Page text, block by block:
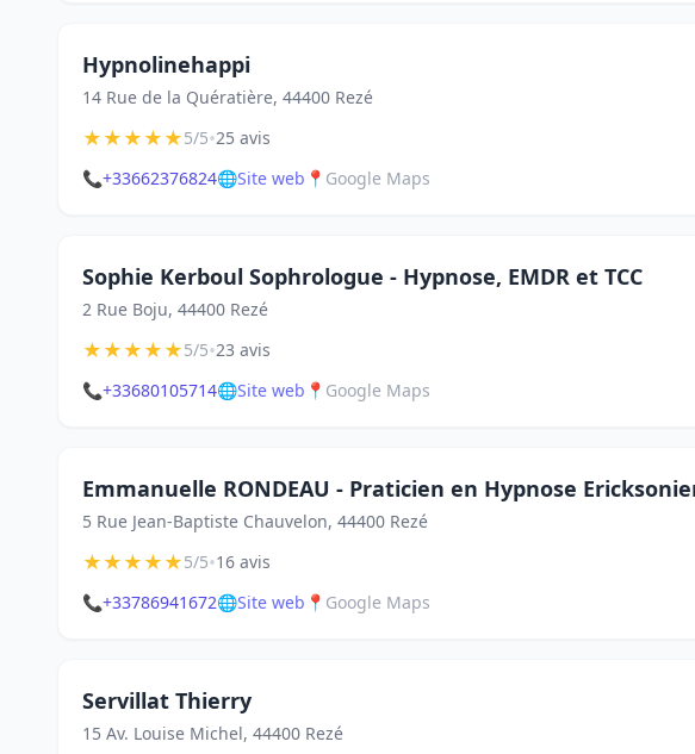
Hypnolinehappi
14 Rue de la Quératière, 44400 Rezé
★★★★★5/5•25 avis
📞+33662376824🌐Site web 📍 Google Maps
Sophie Kerboul Sophrologue - Hypnose, EMDR et TCC
2 Rue Boju, 44400 Rezé
★★★★★5/5•23 avis
📞+33680105714🌐Site web 📍 Google Maps
Emmanuelle RONDEAU - Praticien en Hypnose
5 Rue Jean-Baptiste Chauvelon, 44400 Rezé
★★★★★5/5•16 avis
📞+33786941672🌐Site web 📍 Google Maps
Servillat Thierry
15 Av. Louise Michel, 44400 Rezé